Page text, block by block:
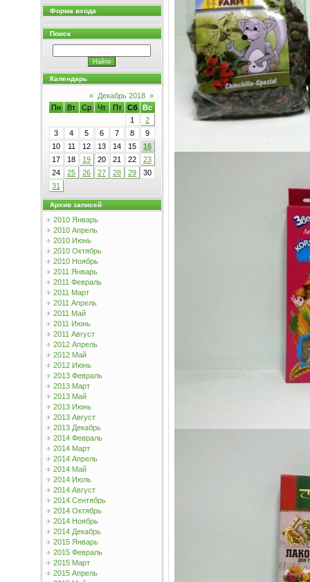
Форма входа
Поиск
Календарь
« Декабрь 2018 »
Пн
Вт Ср Чт Пт Сб
Вс
1
2
3
4 5 6 7 8
9
10
11 12 13 14 15
16
17
18 19 20 21 22
23
24
25 26 27 28 29
30
31
Архив записей
2010 Январь
2010 Апрель
2010 Июнь
2010 Октябрь
2010 Ноябрь
2011 Январь
2011 Февраль
2011 Март
2011 Апрель
2011 Май
2011 Июнь
2011 Август
2012 Апрель
2012 Май
2012 Июнь
2013 Февраль
2013 Март
2013 Май
2013 Июнь
2013 Август
2013 Декабрь
2014 Февраль
2014 Март
2014 Апрель
2014 Май
2014 Июль
2014 Август
2014 Сентябрь
2014 Октябрь
2014 Ноябрь
2014 Декабрь
2015 Январь
2015 Февраль
2015 Март
2015 Апрель